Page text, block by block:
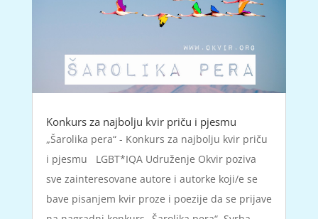
Konkurs za najbolju kvir priču i pjesmu
„Šarolika pera“ - Konkurs za najbolju kvir priču
i pjesmu LGBT*IQA Udruženje Okvir poziva
sve zainteresovane autore i autorke koji/e se
bave pisanjem kvir proze i poezije da se prijave